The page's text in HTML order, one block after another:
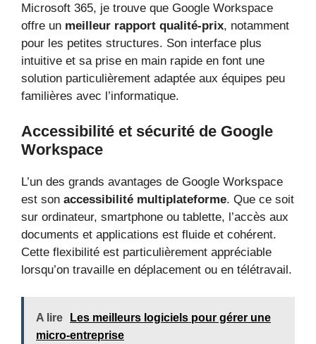
Microsoft 365, je trouve que Google Workspace
offre un meilleur rapport qualité-prix, notamment
pour les petites structures. Son interface plus
intuitive et sa prise en main rapide en font une
solution particulièrement adaptée aux équipes peu
familières avec l’informatique.
Accessibilité et sécurité de Google
Workspace
L’un des grands avantages de Google Workspace
est son accessibilité multiplateforme. Que ce soit
sur ordinateur, smartphone ou tablette, l’accès aux
documents et applications est fluide et cohérent.
Cette flexibilité est particulièrement appréciable
lorsqu’on travaille en déplacement ou en télétravail.
A lire
Les meilleurs logiciels pour gérer une
micro-entreprise